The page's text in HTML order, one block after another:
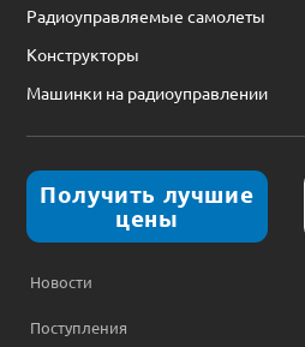
Радиоуправляемые самолеты
Конструкторы
Машинки на радиоуправлении
Получить лучшие
цены
Новости
Поступления